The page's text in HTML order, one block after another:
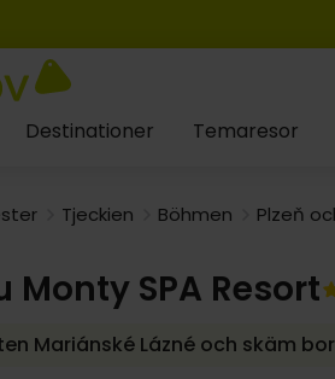
Destinationer Temaresor
Tjeckien Böhmen Plzeň
Monty SPA Resort
Mariánské Lázné och skäm